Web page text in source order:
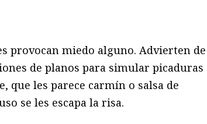
provocan miedo alguno. Advierten de
de planos para simular picaduras
que les parece carmín o salsa de
se les escapa la risa.